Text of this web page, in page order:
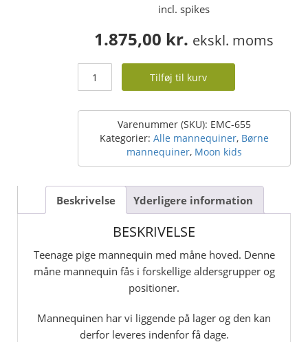
incl. spikes
1.875,00 kr. ekskl. moms
mannequin
faceless
Moon
–
kvalitet
–
cm
antal
Tilføj til kurv
Varenummer (SKU): EMC-655
Kategorier: Alle mannequiner, Børne
mannequiner, Moon kids
Beskrivelse Yderligere information
BESKRIVELSE
Teenage pige mannequin med måne hoved. Denne
måne mannequin fås i forskellige aldersgrupper og
positioner.
Mannequinen har vi liggende på lager og den kan
derfor leveres indenfor få dage.